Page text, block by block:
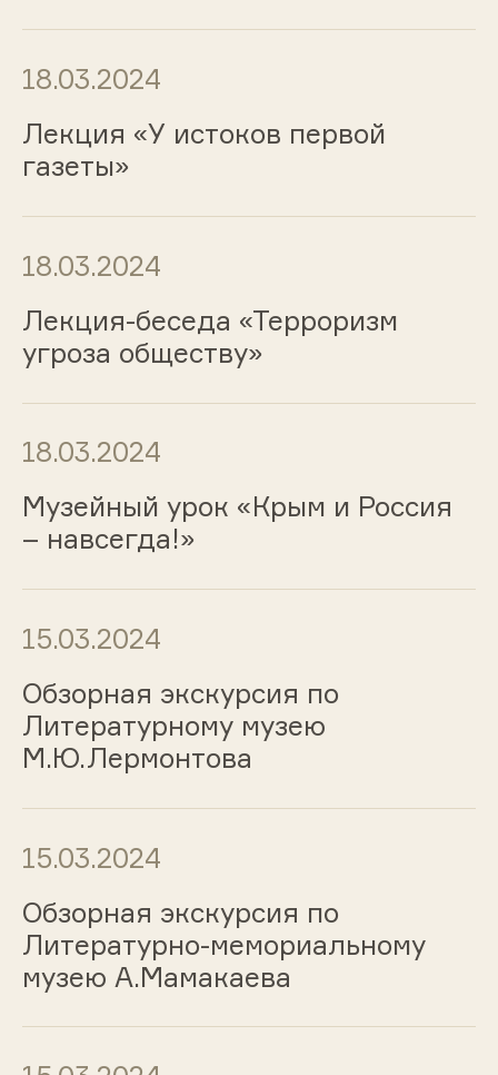
18.03.2024
Лекция «У истоков первой
газеты»
18.03.2024
Лекция-беседа «Терроризм
угроза обществу»
18.03.2024
Музейный урок «Крым и Россия
– навсегда!»
15.03.2024
Обзорная экскурсия по
Литературному музею
М.Ю.Лермонтова
15.03.2024
Обзорная экскурсия по
Литературно-мемориальному
музею А.Мамакаева